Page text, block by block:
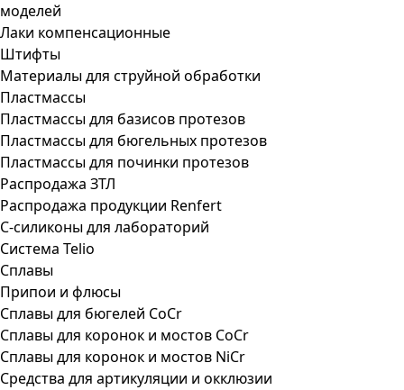
моделей
Лаки компенсационные
Штифты
Материалы для струйной обработки
Пластмассы
Пластмассы для базисов протезов
Пластмассы для бюгельных протезов
Пластмассы для починки протезов
Распродажа ЗТЛ
Распродажа продукции Renfert
С-силиконы для лабораторий
Система Telio
Сплавы
Припои и флюсы
Сплавы для бюгелей CoCr
Сплавы для коронок и мостов CoCr
Сплавы для коронок и мостов NiCr
Средства для артикуляции и окклюзии